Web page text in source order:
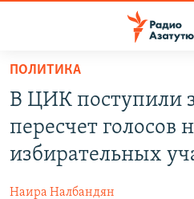
Перейти
основному
содержанию
Перейти
основной
НОВОСТИ
ПОЛИТИКА
ПОЛИТИКА
В ЦИК поступили
пересчет голосов
избирательных
Наира Налбандян